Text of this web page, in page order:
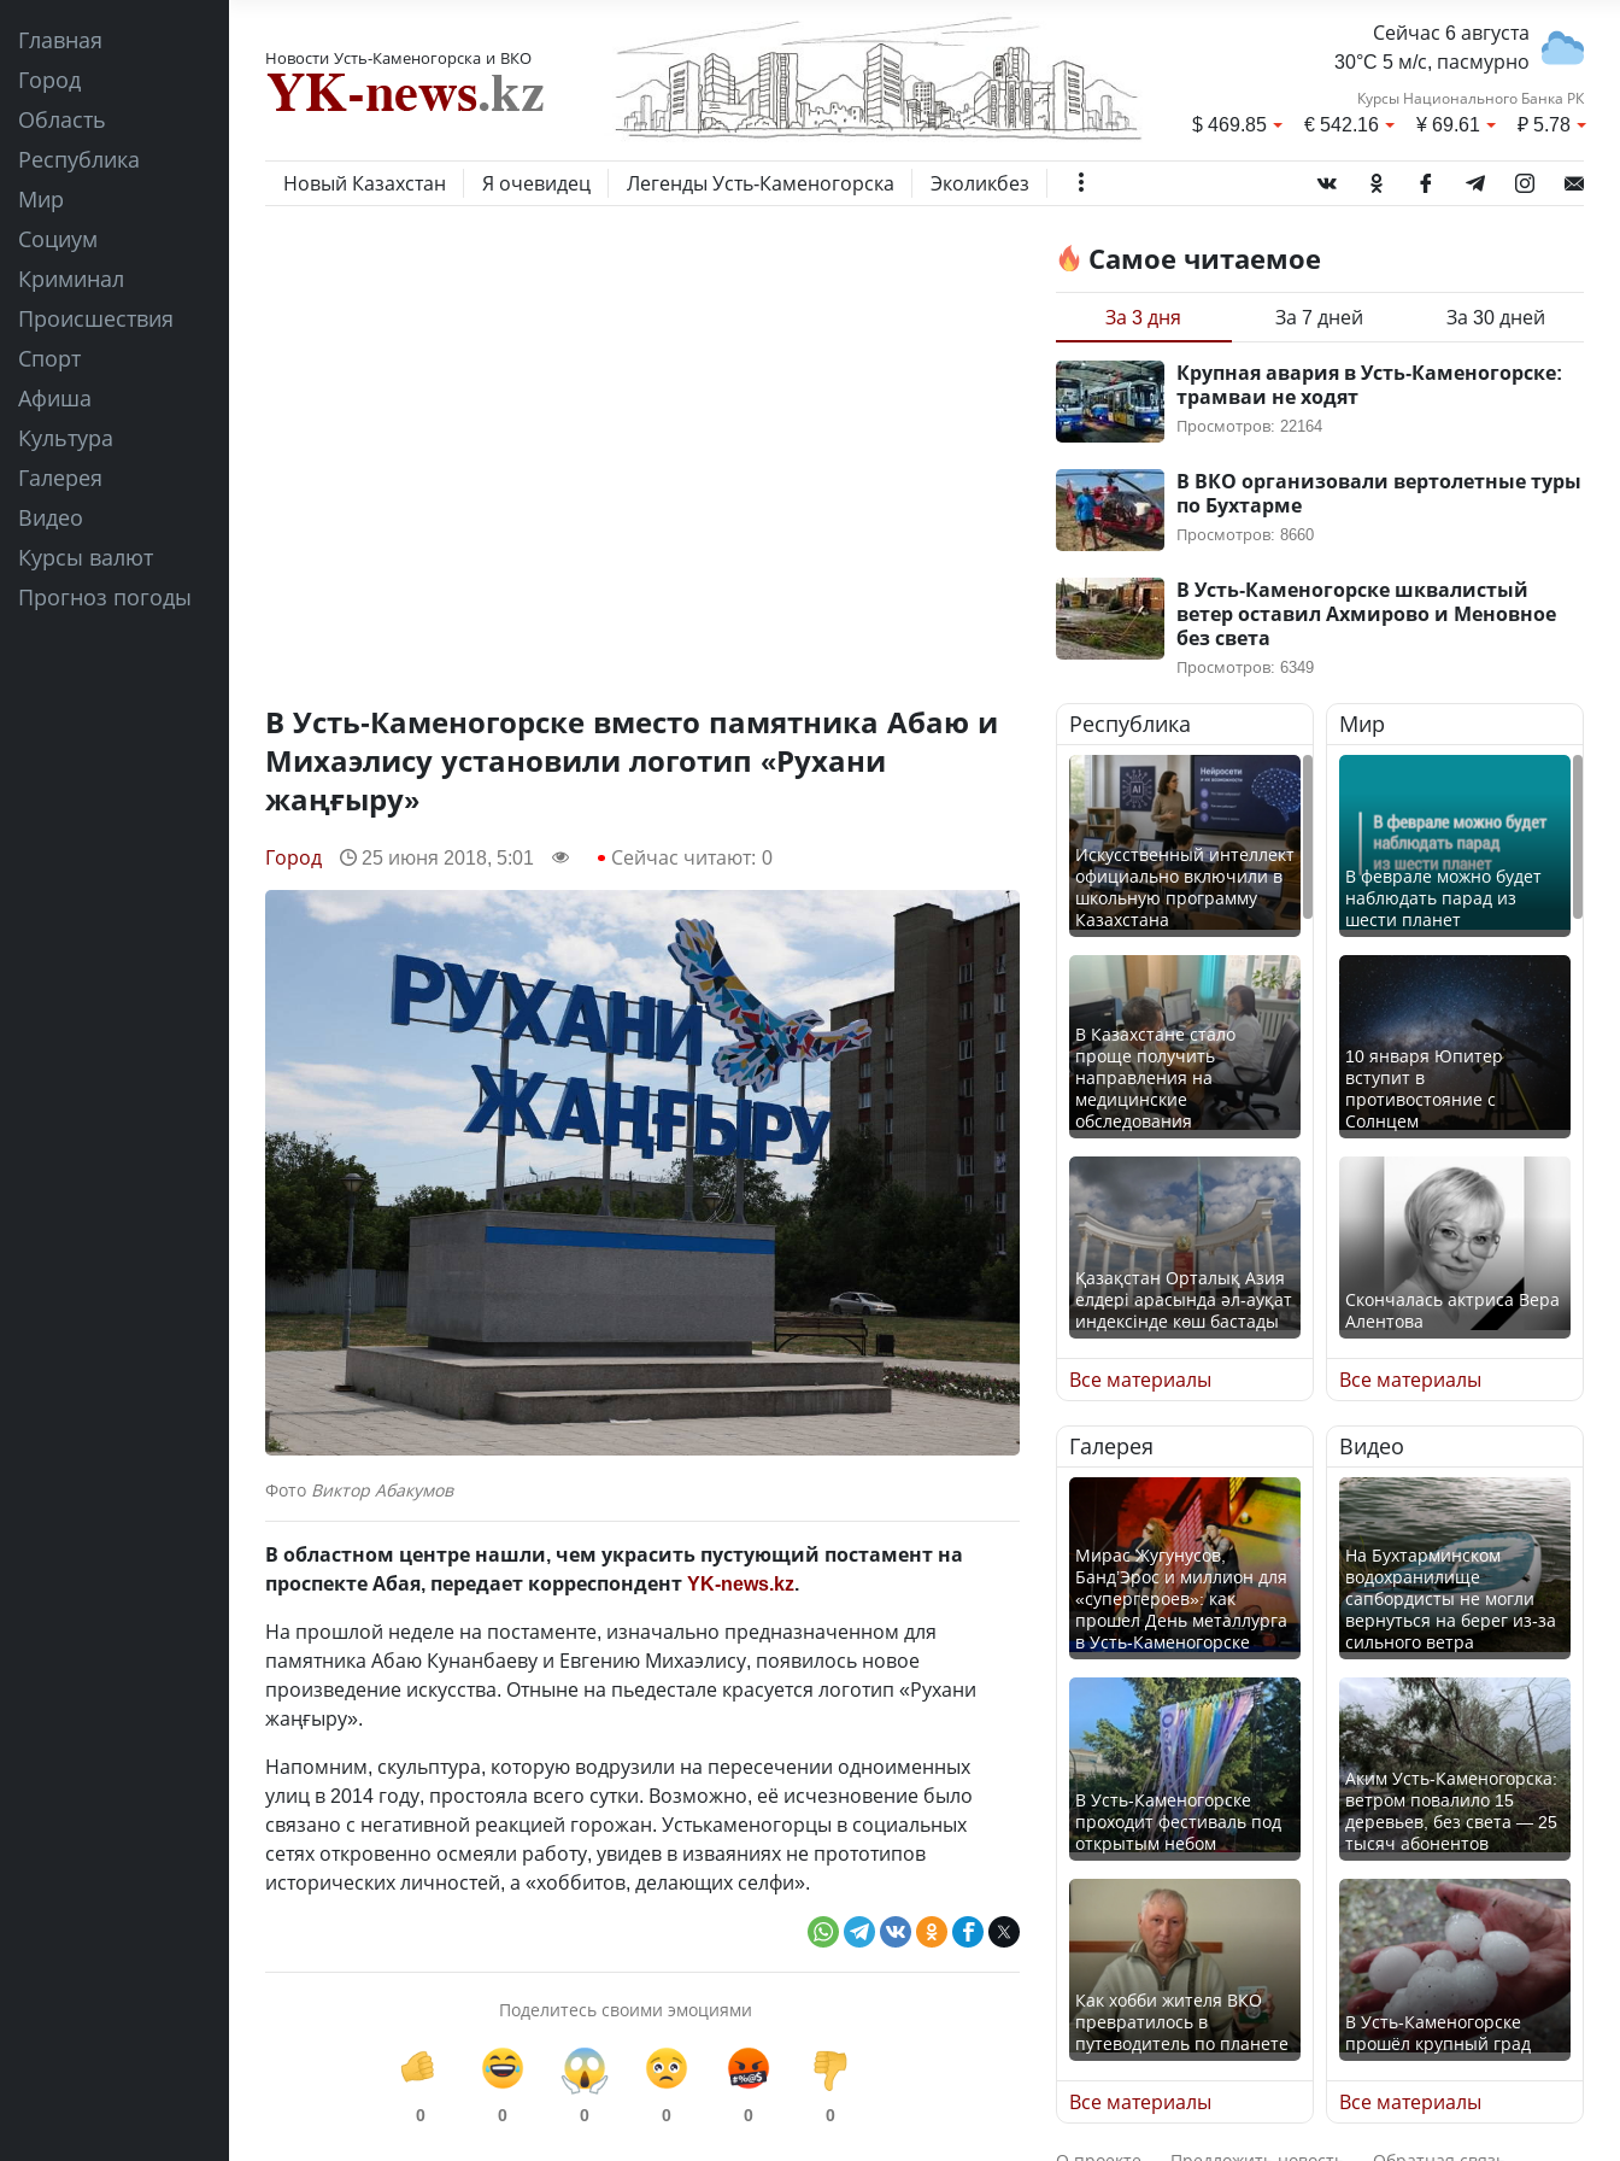
Главная
Город
Область
Республика
Мир
Социум
Криминал
Происшествия
Спорт
Афиша
Культура
Галерея
Видео
Курсы валют
Прогноз погоды
Новости Усть-Каменогорска и ВКО
Сейчас 6 августа
30°C 5 м/с, пасмурно
Курсы Национального Банка РК
$469.85 €542.16 ¥69.61 ₽5.78
Новый Казахстан Я очевидец Легенды Усть-Каменогорска Эколикбез
В Усть-Каменогорске вместо памятника Абаю и
Михаэлису установили логотип «Рухани
жаңғыру»
Город 25 июня 2018, 5:01 Сейчас читают: 0
Фото Виктор Абакумов
В областном центре нашли, чем украсить пустующий постамент на
проспекте Абая, передает корреспондентYK-news.kz.
На прошлой неделе на постаменте, изначально предназначенном для
памятника Абаю Кунанбаеву и Евгению Михаэлису, появилось новое
произведение искусства. Отныне на пьедестале красуется логотип «Рухани
жаңғыру».
Напомним, скульптура, которую водрузили на пересечении одноименных
улиц в 2014 году, простояла всего сутки. Возможно, её исчезновение было
связано с негативной реакцией горожан. Устькаменогорцы в социальных
сетях откровенно осмеяли работу, увидев в изваяниях не прототипов
исторических личностей, а «хоббитов, делающих селфи».
Поделитесь своими эмоциями
0 0 0 0 0 0
Самое читаемое
За 3 дня За 7 дней За 30 дней
Крупная авария в Усть-Каменогорске:
трамваи не ходят
Просмотров: 22164
В ВКО организовали вертолетные туры
по Бухтарме
Просмотров: 8660
В Усть-Каменогорске шквалистый
ветер оставил Ахмирово и Меновное
без света
Просмотров: 6349
Республика
Искусственный интеллект
официально включили в
школьную программу
Казахстана
В Казахстане стало
проще получить
направления на
медицинские
обследования
Қазақстан Орталық Азия
елдері арасында әл-ауқат
индексінде көш бастады
Казахстан возглавил
рейтинг благополучия
среди стран Центральной
Азии
Будут ли представлены
интересы регионов в
Курултае?
Ең төменгі жалақы,
алимент, экология: жеті
партия сайлаушылармен
нені талқылап жатыр?
Минимальная зарплата,
алименты, экология — о
чем говорят с
избирателями
представители партий
Все материалы
Мир
В феврале можно будет
наблюдать парад из
шести планет
10 января Юпитер
вступит в
противостояние с
Солнцем
Скончалась актриса Вера
Алентова
В РФ вынесен заочный
приговор по уголовному
делу об убийстве Игоря
Талькова
В России введены
дополнительные
ограничения для
казахстанских прав
Трамп официально
вступил в должность
президента США
Луну признали объектом
культурного наследия,
находящегося под
угрозой исчезновения
Все материалы
Галерея
Мирас Жугунусов,
Банд’Эрос и миллион для
«супергероев»: как
прошел День металлурга
в Усть-Каменогорске
В Усть-Каменогорске
проходит фестиваль под
открытым небом
Как хобби жителя ВКО
превратилось в
путеводитель по планете
Все материалы
Видео
На Бухтарминском
водохранилище
сапбордисты не могли
вернуться на берег из-за
сильного ветра
Аким Усть-Каменогорска:
ветром повалило 15
деревьев, без света — 25
тысяч абонентов
В Усть-Каменогорске
прошёл крупный град
Все материалы